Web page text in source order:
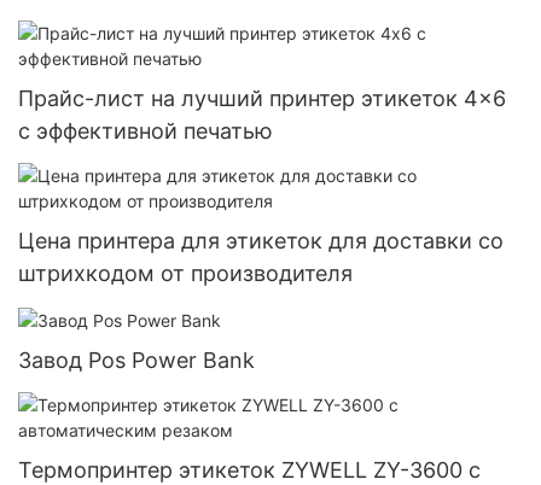
Прайс-лист на лучший принтер этикеток 4x6
с эффективной печатью
Цена принтера для этикеток для доставки со
штрихкодом от производителя
Завод Pos Power Bank
Термопринтер этикеток ZYWELL ZY-3600 с